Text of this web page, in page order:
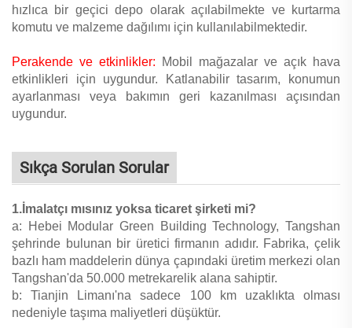
hızlıca bir geçici depo olarak açılabilmekte ve kurtarma
komutu ve malzeme dağılımı için kullanılabilmektedir.
Perakende ve etkinlikler:
Mobil mağazalar ve açık hava
etkinlikleri için uygundur. Katlanabilir tasarım, konumun
ayarlanması veya bakımın geri kazanılması açısından
uygundur.
Sıkça Sorulan Sorular
1.İmalatçı mısınız yoksa ticaret şirketi mi?
a: Hebei Modular Green Building Technology, Tangshan
şehrinde bulunan bir üretici firmanın adıdır. Fabrika, çelik
bazlı ham maddelerin dünya çapındaki üretim merkezi olan
Tangshan'da 50.000 metrekarelik alana sahiptir.
b: Tianjin Limanı'na sadece 100 km uzaklıkta olması
nedeniyle taşıma maliyetleri düşüktür.